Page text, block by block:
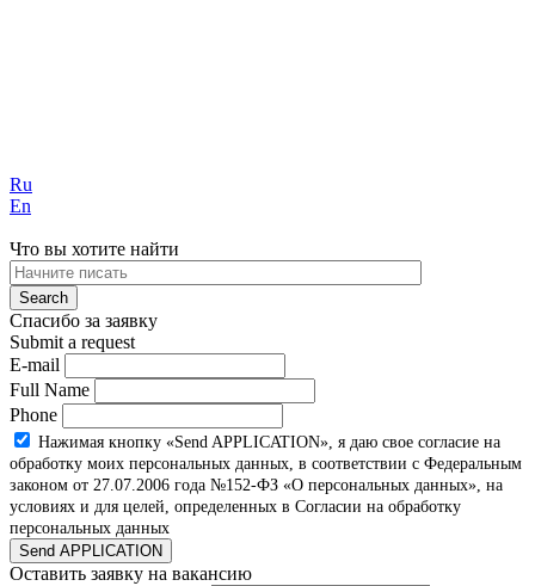
Ru
En
Что вы хотите найти
Спасибо за заявку
Submit a request
E-mail
Full Name
Phone
Нажимая кнопку «Send APPLICATION», я даю свое согласие на
обработку моих персональных данных, в соответствии с Федеральным
законом от 27.07.2006 года №152-ФЗ «О персональных данных», на
условиях и для целей, определенных в Согласии на обработку
персональных данных
Send APPLICATION
Оставить заявку на вакансию